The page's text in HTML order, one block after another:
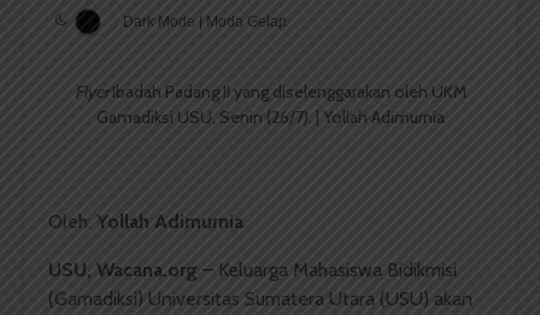
Dark Mode | Moda Gelap
FlyerIbadah Padang II yang diselenggarakan oleh UKM
Gamadiksi USU, Senin (26/7). | Yollah Adimurnia
Oleh: Yollah Adimurnia
USU, Wacana.org – Keluarga Mahasiswa Bidikmisi
(Gamadiksi) Universitas Sumatera Utara (USU) akan